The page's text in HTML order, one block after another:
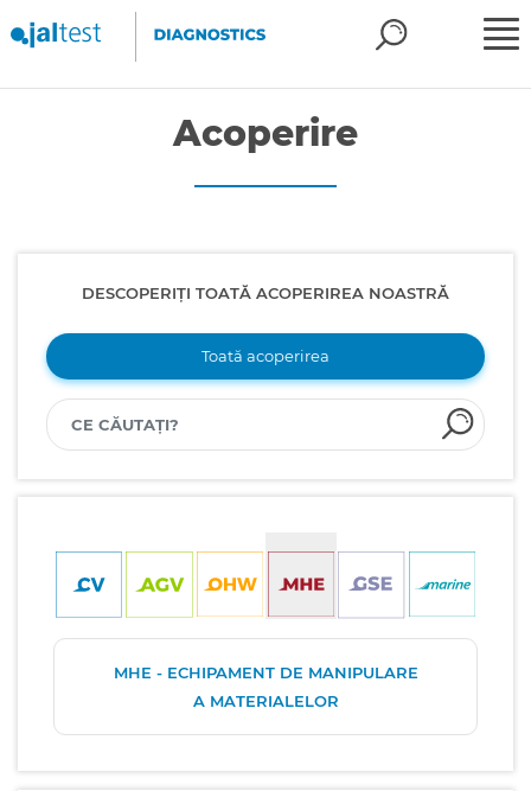
Acoperire
DESCOPERIȚI TOATĂ ACOPERIREA NOASTRĂ
Toată acoperirea
MHE - ECHIPAMENT DE MANIPULARE
A MATERIALELOR